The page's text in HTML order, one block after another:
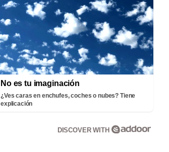
No es tu imaginación
¿Ves caras en enchufes, coches o nubes? Tiene
explicación
DISCOVER WITH